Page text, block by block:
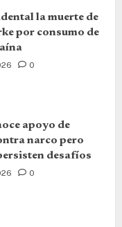
la muerte de
por consumo de
0
apoyo de
narco pero
desafíos
0